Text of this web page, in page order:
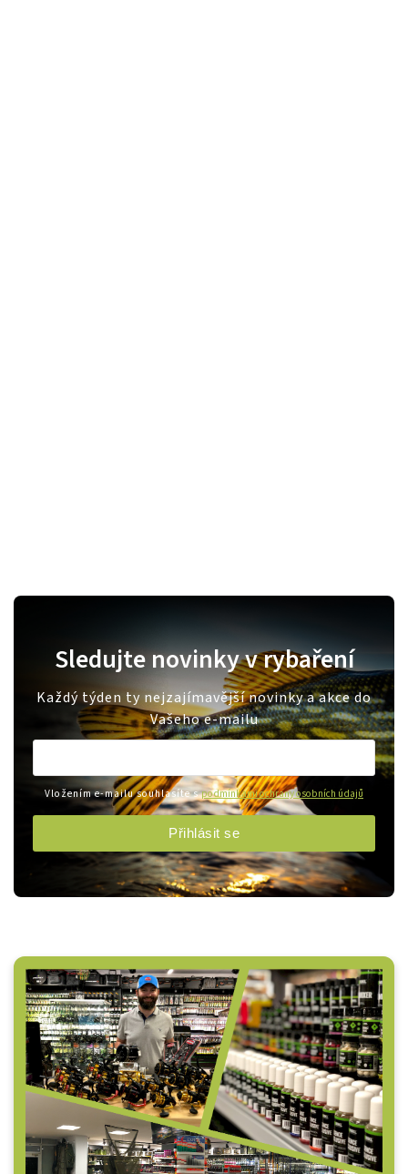
Sledujte novinky v rybaření
Každý týden ty nejzajímavější novinky a akce do
Vašeho e-mailu
Vložením e-mailu souhlasíte spodmínkami ochrany osobních údajů
Přihlásit se